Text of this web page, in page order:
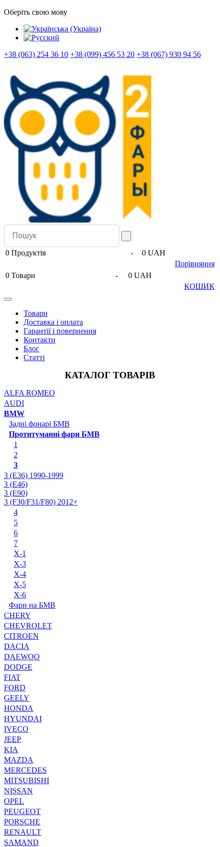
Оберіть свою мову
+38 (063) 254 36 10 +38 (099) 456 53 20 +38 (067) 930 94 56
0 Продуктів -
0 UAH
Порівняння
0 Товари -
0 UAH
КОШИК
Товари
Доставка і оплата
Гарантії і повернення
Контакти
Блог
Статті
КАТАЛОГ ТОВАРІВ
ALFA ROMEO
AUDI
BMW
Задні фонарі БМВ
Протитуманні фари БМВ
1
2
3
3 (E36) 1990-1999
3 (E46)
3 (E90)
3 (F30/F31/F80) 2012+
4
5
6
7
X-1
X-3
X-4
X-5
X-6
Фари на БМВ
CHERY
CHEVROLET
CITROEN
DACIA
DAEWOO
DODGE
FIAT
FORD
GEELY
HONDA
HYUNDAI
IVECO
JEEP
KIA
MAZDA
MERCEDES
MITSUBISHI
NISSAN
OPEL
PEUGEOT
PORSCHE
RENAULT
SAMAND